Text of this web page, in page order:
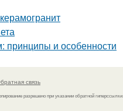
и особенности
связь
разрешено при указании обратной гиперссылки.